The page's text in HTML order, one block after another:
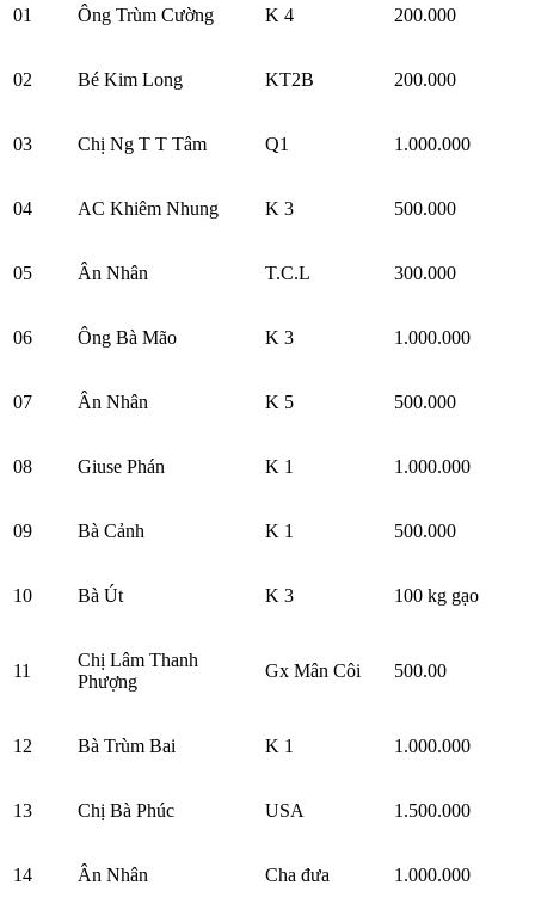
01 Ông Trùm Cường K 4 200.000
02 Bé Kim Long KT2B 200.000
03 Chị Ng T T Tâm Q1 1.000.000
04 AC Khiêm Nhung K 3 500.000
05 Ân Nhân T.C.L 300.000
06 Ông Bà Mão K 3 1.000.000
07 Ân Nhân K 5 500.000
08 Giuse Phán K 1 1.000.000
09 Bà Cảnh K 1 500.000
10 Bà Út K 3 100 kg gạo
11
Chị Lâm Thanh
Phượng
Gx Mân Côi 500.00
12 Bà Trùm Bai K 1 1.000.000
13 Chị Bà Phúc USA 1.500.000
14 Ân Nhân Cha đưa 1.000.000